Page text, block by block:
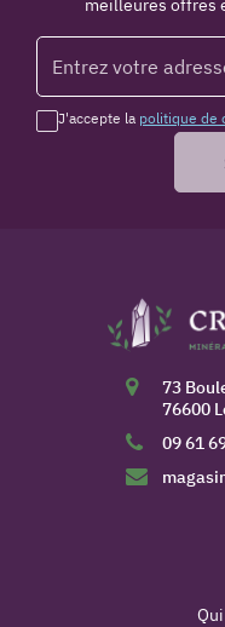
meilleures offres
J'accepte la politique de
73
76600
09 61